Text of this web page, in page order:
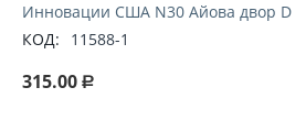
Инновации США N30 Айова двор D
КОД:
11588-1
315.00 Р